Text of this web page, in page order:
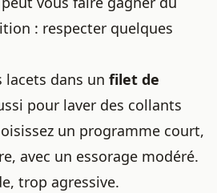
: respecter quelques
lacets dans un filet de
pour laver des collants
un programme court,
avec un essorage modéré.
trop agressive.